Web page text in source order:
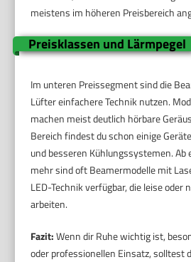
meistens im höheren Preisbereich
Preisklassen und Lärmpegel
Im unteren Preissegment sind die
Lüfter einfachere Technik nutzen.
machen meist deutlich hörbare
Bereich findest du schon einige
und besseren Kühlungssystemen.
mehr sind oft Beamermodelle mit
LED-Technik verfügbar, die leise oder
arbeiten.
Fazit:Wenn dir Ruhe wichtig ist,
oder professionellen Einsatz, solltest